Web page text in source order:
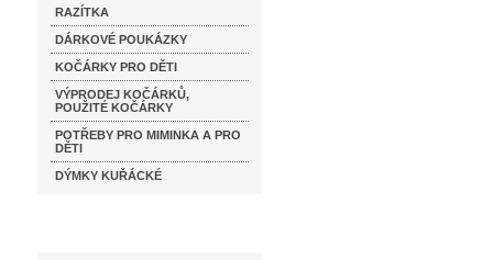
RAZÍTKA
DÁRKOVÉ POUKÁZKY
KOČÁRKY PRO DĚTI
VÝPRODEJ KOČÁRKŮ,
POUŽITÉ KOČÁRKY
POTŘEBY PRO MIMINKA A PRO
DĚTI
DÝMKY KUŘÁCKÉ